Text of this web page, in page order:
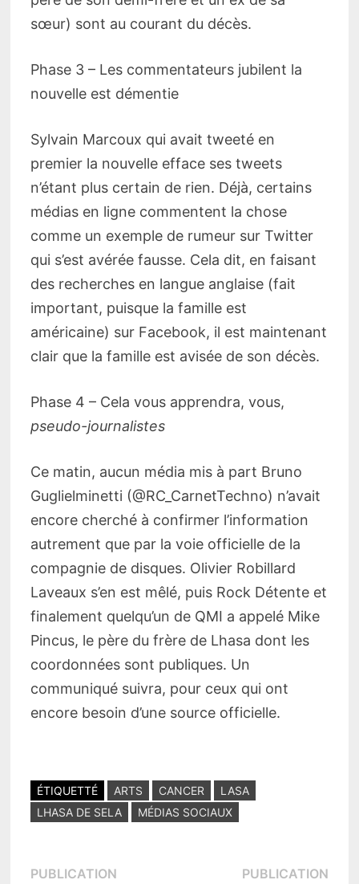
sœur) sont au courant du décès.
Phase 3 – Les commentateurs jubilent la
nouvelle est démentie
Sylvain Marcoux qui avait tweeté en
premier la nouvelle efface ses tweets
n’étant plus certain de rien. Déjà, certains
médias en ligne commentent la chose
comme un exemple de rumeur sur Twitter
qui s’est avérée fausse. Cela dit, en faisant
des recherches en langue anglaise (fait
important, puisque la famille est
américaine) sur Facebook, il est maintenant
clair que la famille est avisée de son décès.
Phase 4 – Cela vous apprendra, vous,
pseudo-journalistes
Ce matin, aucun média mis à part Bruno
Guglielminetti (@RC_CarnetTechno) n’avait
encore cherché à confirmer l’information
autrement que par la voie officielle de la
compagnie de disques. Olivier Robillard
Laveaux s’en est mêlé, puis Rock Détente et
finalement quelqu’un de QMI a appelé Mike
Pincus, le père du frère de Lhasa dont les
coordonnées sont publiques. Un
communiqué suivra, pour ceux qui ont
encore besoin d’une source officielle.
ÉTIQUETTÉ ARTS CANCER
LASA
LHASA DE SELA
MÉDIAS SOCIAUX
Navigation
PUBLICATION PUBLICATION